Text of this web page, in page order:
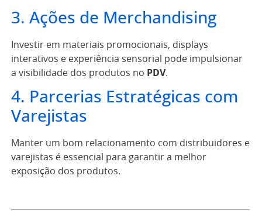
3. Ações de Merchandising
Investir em materiais promocionais, displays
interativos e experiência sensorial pode impulsionar
a visibilidade dos produtos no PDV.
4. Parcerias Estratégicas com
Varejistas
Manter um bom relacionamento com distribuidores e
varejistas é essencial para garantir a melhor
exposição dos produtos.